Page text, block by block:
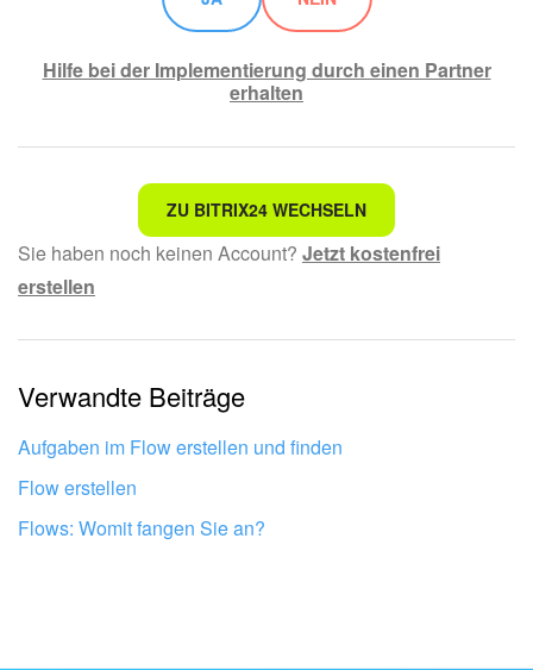
Hilfe bei der Implementierung durch einen Partner
erhalten
Nicht das, wonach ich suche.
Kompliziert und unverständlich formuliert.
Mir gefällt nicht, wie das Tool funktioniert.
ZU BITRIX24 WECHSELN
Sie haben noch keinen Account? Jetzt kostenfrei
erstellen
Verwandte Beiträge
Aufgaben im Flow erstellen und finden
Flow erstellen
Flows: Womit fangen Sie an?